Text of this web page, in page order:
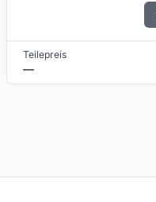
Teilepreis
—